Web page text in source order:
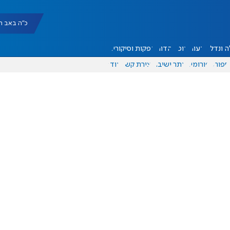
כ"ה באב תשפ"ו
ונדל"ן דעות אוכל יהדות הפקות וסיקורים
ספורט פורומים אתר ישיבה יצירת קשר עוד